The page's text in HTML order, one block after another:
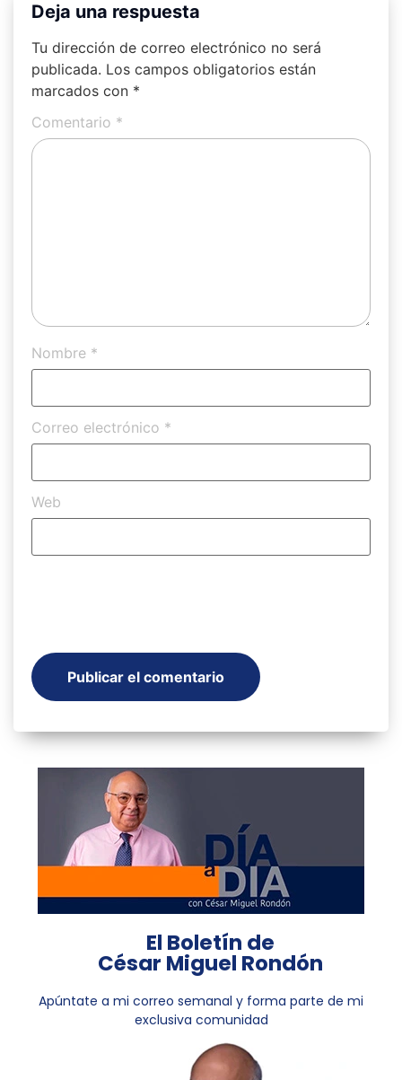
Deja una respuesta
Tu dirección de correo electrónico no será
publicada. Los campos obligatorios están
marcados con *
Comentario *
Nombre *
Correo electrónico *
Web
El Boletín de
César Miguel Rondón
Apúntate a mi correo semanal y forma parte de mi
exclusiva comunidad